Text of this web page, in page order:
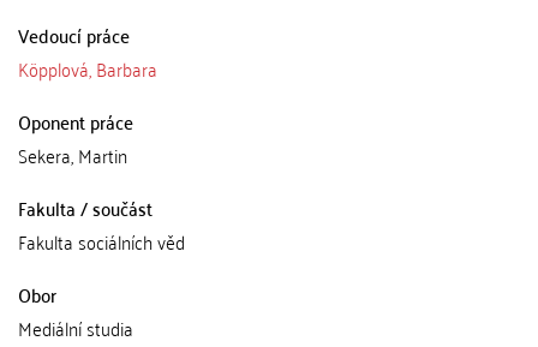
Vedoucí práce
Köpplová, Barbara
Oponent práce
Sekera, Martin
Fakulta / součást
Fakulta sociálních věd
Obor
Mediální studia